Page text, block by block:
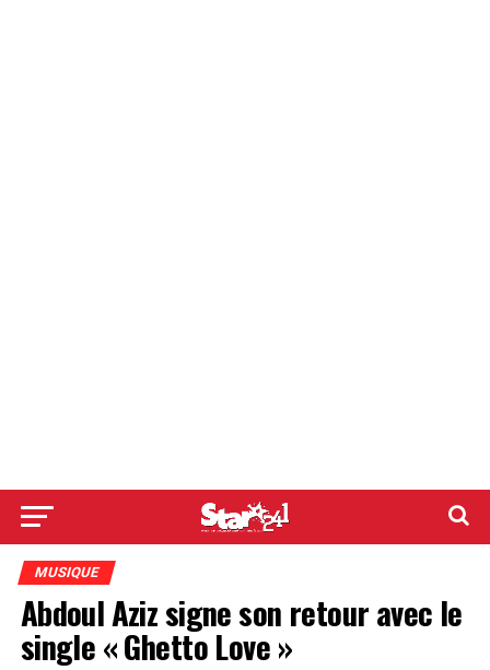
MUSIQUE
Abdoul Aziz signe son retour avec le
single « Ghetto Love »